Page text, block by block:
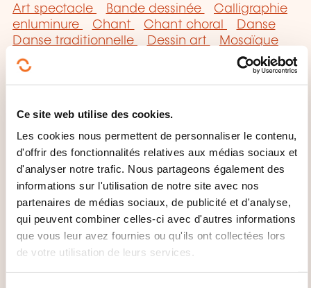
Ce site web utilise des cookies.
Les cookies nous permettent de personnaliser le contenu,
d'offrir des fonctionnalités relatives aux médias sociaux et
d'analyser notre trafic. Nous partageons également des
informations sur l'utilisation de notre site avec nos
partenaires de médias sociaux, de publicité et d'analyse,
qui peuvent combiner celles-ci avec d'autres informations
que vous leur avez fournies ou qu'ils ont collectées lors
de votre utilisation de leurs services.
Art spectacle
Bande dessinée
Calligraphie
enluminure
Chant Chant choral
Danse
Danse traditionnelle
Dessin art
Mosaïque
art
Pratique
instrumentale
Cliquez ici pour
retourner à lapage
des familles de
domaines de
formation